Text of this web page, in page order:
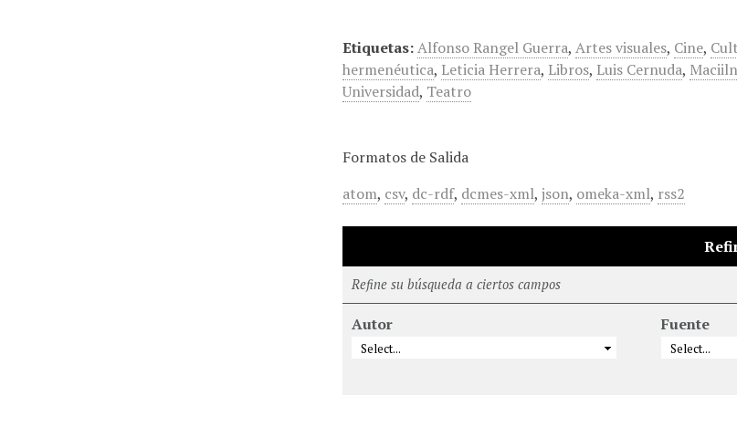
Etiquetas:Alfonso Rangel Guerra,Artes visuales, Cine,
hermenéutica, Leticia Herrera, Libros, Luis Cernuda,
Universidad, Teatro
Formatos de Salida
atom, csv, dc-rdf, dcmes-xml,json, omeka-xml, rss2
Refine su búsqueda a ciertos campos
Autor Fuente